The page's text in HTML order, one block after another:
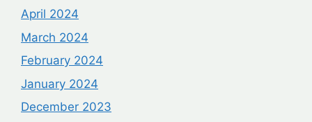
April 2024
March 2024
February 2024
January 2024
December 2023